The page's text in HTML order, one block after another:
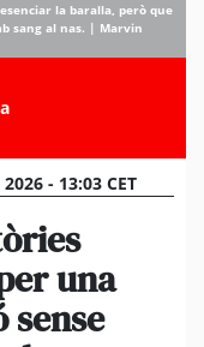
la baralla, però que
sang al nas. | Marvin
- 13:03 CET
una
sense